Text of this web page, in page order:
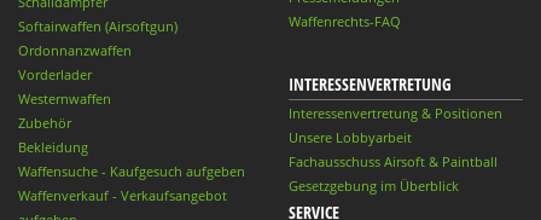
Softairwaffen (Airsoftgun)
Ordonnanzwaffen
Vorderlader
Westernwaffen
Zubehör
Bekleidung
Waffensuche - Kaufgesuch aufgeben
Waffenverkauf - Verkaufsangebot
Waffenrechts-FAQ
INTERESSENVERTRETUNG
Interessenvertretung & Positionen
Unsere Lobbyarbeit
Fachausschuss Airsoft & Paintball
Gesetzgebung im Überblick
SERVICE